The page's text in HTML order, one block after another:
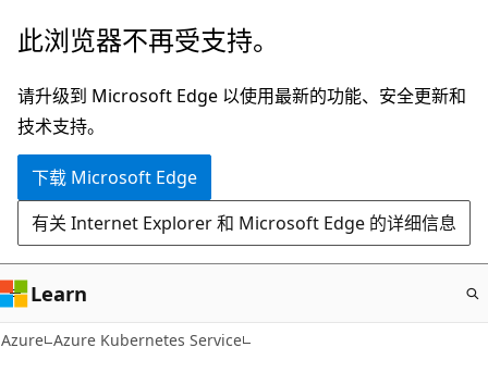
跳
主
要
内
此浏览器不再受支持。
请升级到 Microsoft Edge 以使用最新的功能、安全更新和
技术支持。
下载 Microsoft Edge
有关 Internet Explorer 和 Microsoft Edge 的详细信息
Learn
Azure Azure Kubernetes Service